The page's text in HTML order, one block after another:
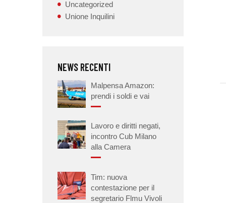
Uncategorized
Unione Inquilini
NEWS RECENTI
Malpensa Amazon:
prendi i soldi e vai
Lavoro e diritti negati,
incontro Cub Milano
alla Camera
Tim: nuova
contestazione per il
segretario Flmu Vivoli